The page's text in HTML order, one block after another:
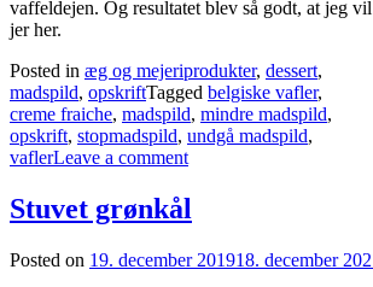
vaffeldejen. Og resultatet blev så godt, at jeg
jer her.
Posted in æg og mejeriprodukter, dessert,
madspild, opskriftTagged belgiske vafler,
creme fraiche, madspild, mindre madspild,
opskrift, stopmadspild, undgå madspild,
vaflerLeave a comment
Stuvet grønkål
Posted on 19. december 201918. december